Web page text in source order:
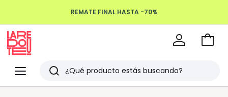
REMATE FINAL HASTA -70%
Devoluciones hasta 100 días
Menu
Redoute
Buscar
Últimos
Ir